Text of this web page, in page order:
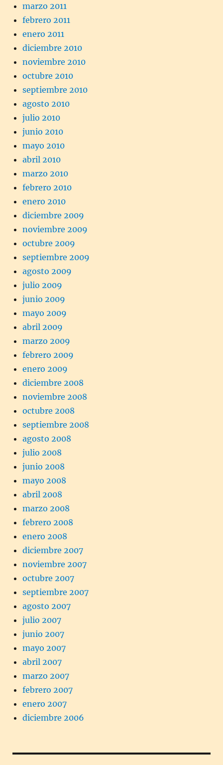
marzo 2011
febrero 2011
enero 2011
diciembre 2010
noviembre 2010
octubre 2010
septiembre 2010
agosto 2010
julio 2010
junio 2010
mayo 2010
abril 2010
marzo 2010
febrero 2010
enero 2010
diciembre 2009
noviembre 2009
octubre 2009
septiembre 2009
agosto 2009
julio 2009
junio 2009
mayo 2009
abril 2009
marzo 2009
febrero 2009
enero 2009
diciembre 2008
noviembre 2008
octubre 2008
septiembre 2008
agosto 2008
julio 2008
junio 2008
mayo 2008
abril 2008
marzo 2008
febrero 2008
enero 2008
diciembre 2007
noviembre 2007
octubre 2007
septiembre 2007
agosto 2007
julio 2007
junio 2007
mayo 2007
abril 2007
marzo 2007
febrero 2007
enero 2007
diciembre 2006